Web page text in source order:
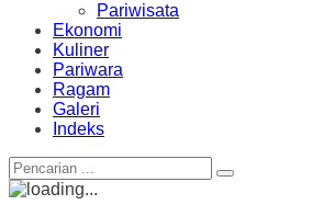
Pariwisata
Ekonomi
Kuliner
Pariwara
Ragam
Galeri
Indeks